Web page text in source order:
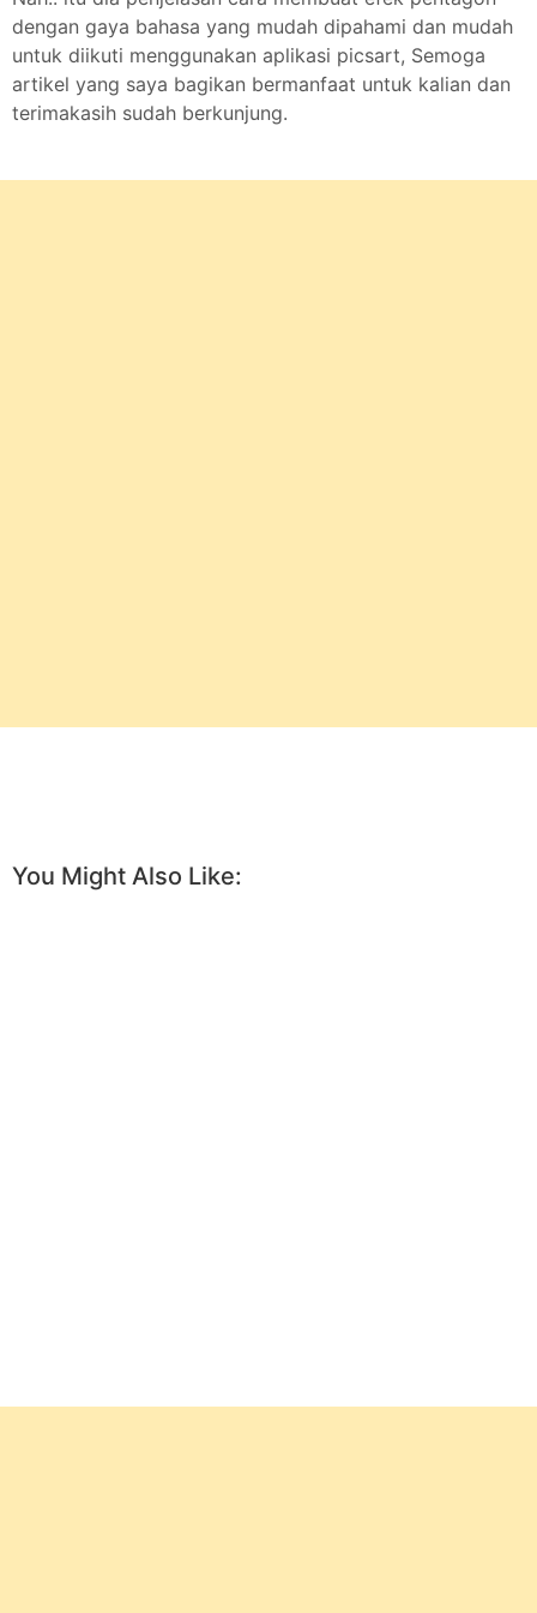
dengan gaya bahasa yang mudah dipahami dan mudah
untuk diikuti menggunakan aplikasi picsart, Semoga
artikel yang saya bagikan bermanfaat untuk kalian dan
terimakasih sudah berkunjung.
You Might Also Like: